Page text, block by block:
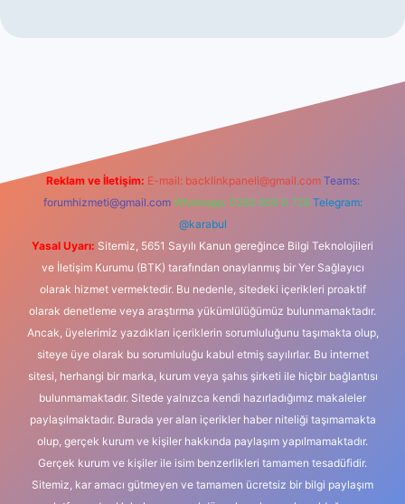
Reklam ve İletişim: E-mail: backlinkpaneli@gmail.com Teams:
forumhizmeti@gmail.com Whatsapp: 0262 606 0 726 Telegram:
@karabul
Yasal Uyarı: Sitemiz, 5651 Sayılı Kanun gereğince Bilgi Teknolojileri
ve İletişim Kurumu (BTK) tarafından onaylanmış bir Yer Sağlayıcı
olarak hizmet vermektedir. Bu nedenle, sitedeki içerikleri proaktif
olarak denetleme veya araştırma yükümlülüğümüz bulunmamaktadır.
Ancak, üyelerimiz yazdıkları içeriklerin sorumluluğunu taşımakta olup,
siteye üye olarak bu sorumluluğu kabul etmiş sayılırlar. Bu internet
sitesi, herhangi bir marka, kurum veya şahıs şirketi ile hiçbir bağlantısı
bulunmamaktadır. Sitede yalnızca kendi hazırladığımız makaleler
paylaşılmaktadır. Burada yer alan içerikler haber niteliği taşımamakta
olup, gerçek kurum ve kişiler hakkında paylaşım yapılmamaktadır.
Gerçek kurum ve kişiler ile isim benzerlikleri tamamen tesadüfidir.
Sitemiz, kar amacı gütmeyen ve tamamen ücretsiz bir bilgi paylaşım